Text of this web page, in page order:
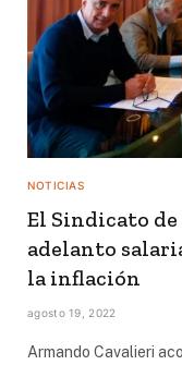
NOTICIAS
El Sindicato
adelanto
la inflación
agosto 19, 2022
Armando Cavalieri